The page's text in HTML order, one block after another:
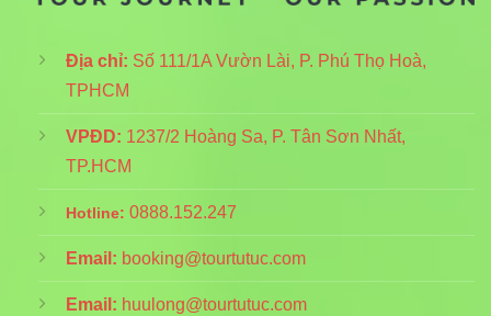
Địa chỉ: Số 111/1A Vườn Lài, P. Phú Thọ Hoà,
TPHCM
VPĐD: 1237/2 Hoàng Sa, P. Tân Sơn Nhất,
TP.HCM
Hotline: 0888.152.247
Email: booking@tourtutuc.com
Email: huulong@tourtutuc.com